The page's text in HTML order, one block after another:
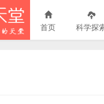
首页 科学探